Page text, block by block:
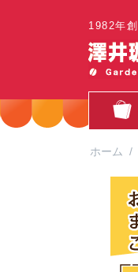
1982年
ホーム /